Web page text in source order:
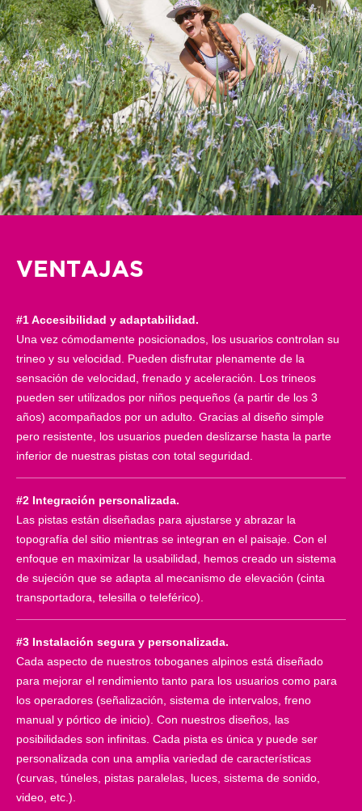
VENTAJAS
#1 Accesibilidad y adaptabilidad.
Una vez cómodamente posicionados, los usuarios controlan su
trineo y su velocidad. Pueden disfrutar plenamente de la
sensación de velocidad, frenado y aceleración. Los trineos
pueden ser utilizados por niños pequeños (a partir de los 3
años) acompañados por un adulto. Gracias al diseño simple
pero resistente, los usuarios pueden deslizarse hasta la parte
inferior de nuestras pistas con total seguridad.
#2 Integración personalizada.
Las pistas están diseñadas para ajustarse y abrazar la
topografía del sitio mientras se integran en el paisaje. Con el
enfoque en maximizar la usabilidad, hemos creado un sistema
de sujeción que se adapta al mecanismo de elevación (cinta
transportadora, telesilla o teleférico).
#3 Instalación segura y personalizada.
Cada aspecto de nuestros toboganes alpinos está diseñado
para mejorar el rendimiento tanto para los usuarios como para
los operadores (señalización, sistema de intervalos, freno
manual y pórtico de inicio). Con nuestros diseños, las
posibilidades son infinitas. Cada pista es única y puede ser
personalizada con una amplia variedad de características
(curvas, túneles, pistas paralelas, luces, sistema de sonido,
video, etc.).